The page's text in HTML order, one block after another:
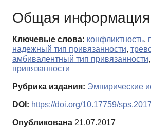
Общая информация
Ключевые слова: конфликтность,
надежный тип привязанности,
амбивалентный тип привязанности,
привязанности
Рубрика издания: Эмпирические
DOI: https://doi.org/10.17759/
Опубликована 21.07.2017